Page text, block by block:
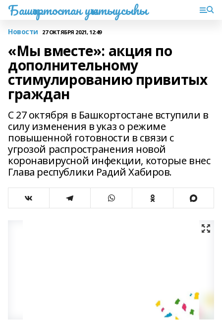
Башҡортостан уҡытыусыһы
Новости 27 ОКТЯБРЯ 2021, 12:49
«Мы вместе»: акция по
дополнительному
стимулированию привитых
граждан
С 27 октября в Башкортостане вступили в
силу изменения в указ о режиме
повышенной готовности в связи с
угрозой распространения новой
коронавирусной инфекции, которые внес
Глава республики Радий Хабиров.